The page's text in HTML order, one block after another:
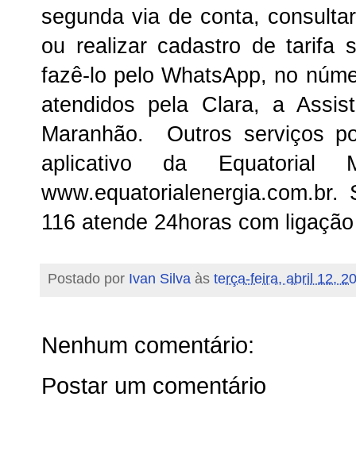
segunda via de conta,
ou realizar cadastro de tarifa
fazê-lo pelo WhatsApp, no
atendidos pela Clara, a
Maranhão. Outros serviços
aplicativo da Equatorial
116 atende 24horas com
Postado por Ivan Silva às terça-feira, abril 12,
Nenhum comentário:
Postar um comentário